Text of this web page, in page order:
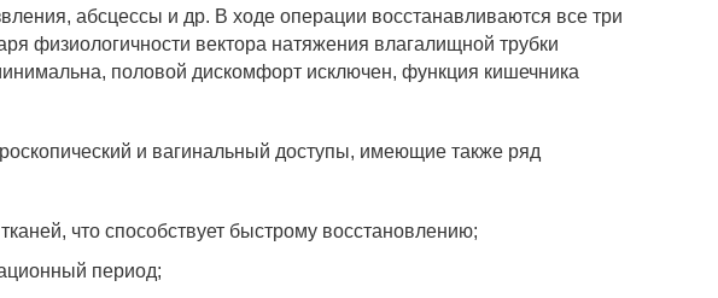
абсцессы и др. В ходе операции восстанавливаются все три
физиологичности вектора натяжения влагалищной трубки
половой дискомфорт исключен, функция кишечника
и вагинальный доступы, имеющие также ряд
что способствует быстрому восстановлению;
период;